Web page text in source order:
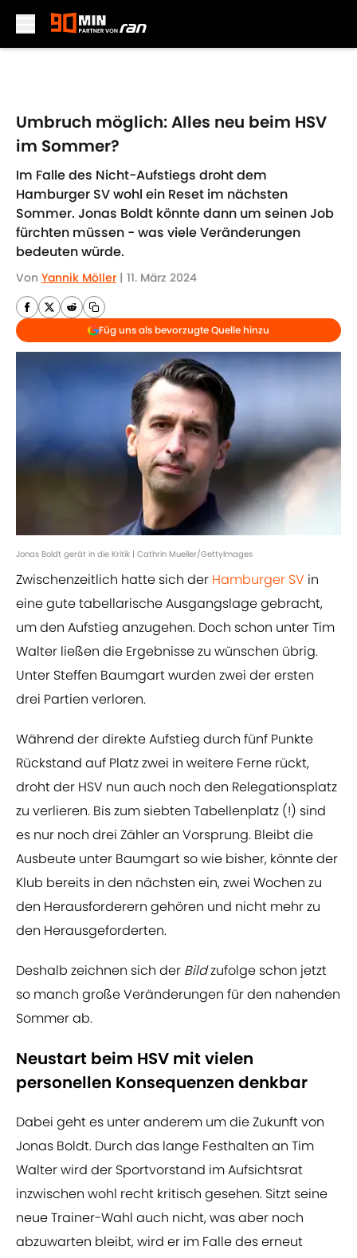
Umbruch möglich: Alles neu beim HSV
im Sommer?
Im Falle des Nicht-Aufstiegs droht dem
Hamburger SV wohl ein Reset im nächsten
Sommer. Jonas Boldt könnte dann um seinen Job
fürchten müssen - was viele Veränderungen
bedeuten würde.
Von Yannik Möller | 11. März 2024
Füg uns als bevorzugte Quelle hinzu
Jonas Boldt gerät in die Kritik | Cathrin Mueller/GettyImages
Zwischenzeitlich hatte sich der Hamburger SV in
eine gute tabellarische Ausgangslage gebracht,
um den Aufstieg anzugehen. Doch schon unter Tim
Walter ließen die Ergebnisse zu wünschen übrig.
Unter Steffen Baumgart wurden zwei der ersten
drei Partien verloren.
Während der direkte Aufstieg durch fünf Punkte
Rückstand auf Platz zwei in weitere Ferne rückt,
droht der HSV nun auch noch den Relegationsplatz
zu verlieren. Bis zum siebten Tabellenplatz (!) sind
es nur noch drei Zähler an Vorsprung. Bleibt die
Ausbeute unter Baumgart so wie bisher, könnte der
Klub bereits in den nächsten ein, zwei Wochen zu
den Herausforderern gehören und nicht mehr zu
den Herausgeforderten.
Deshalb zeichnen sich der Bildzufolge schon jetzt
so manch große Veränderungen für den nahenden
Sommer ab.
Neustart beim HSV mit vielen
personellen Konsequenzen denkbar
Dabei geht es unter anderem um die Zukunft von
Jonas Boldt. Durch das lange Festhalten an Tim
Walter wird der Sportvorstand im Aufsichtsrat
inzwischen wohl recht kritisch gesehen. Sitzt seine
neue Trainer-Wahl auch nicht, was aber noch
abzuwarten bleibt, wird er im Falle des erneut